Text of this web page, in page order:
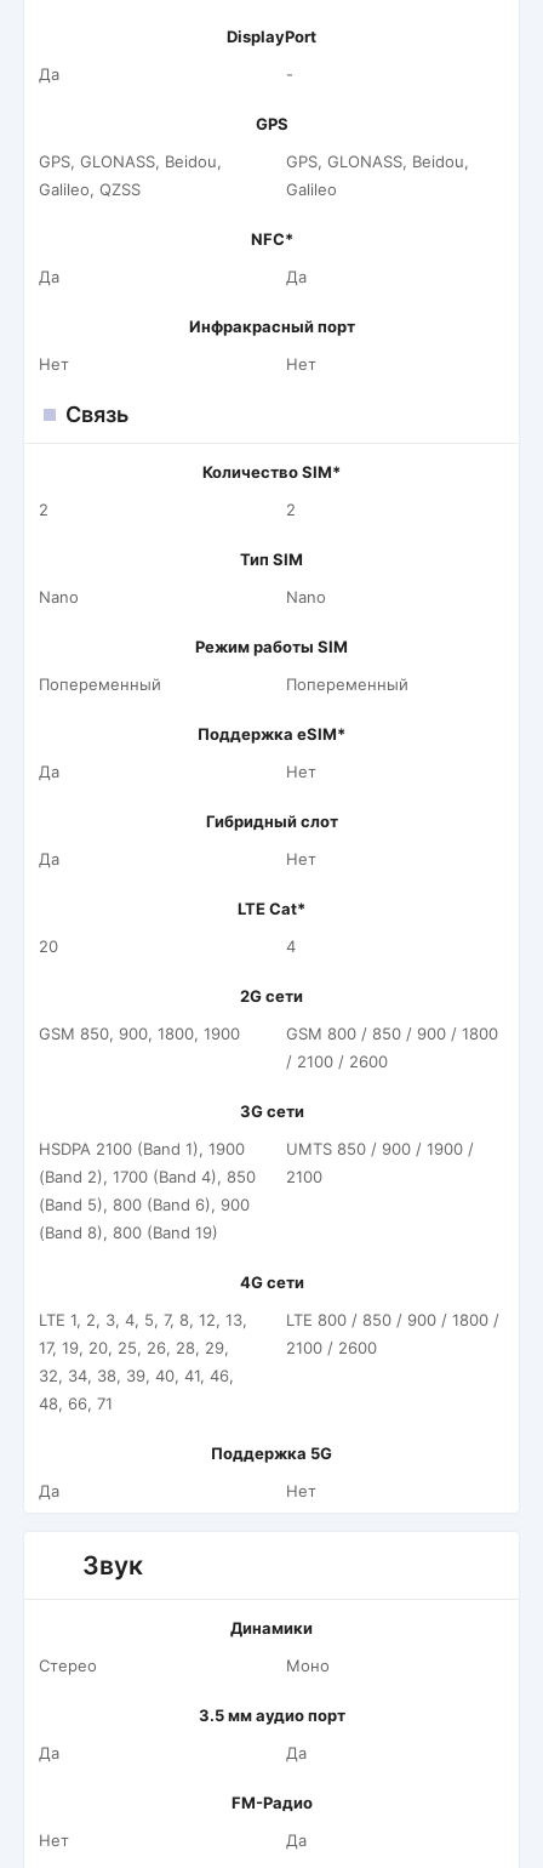
DisplayPort
Да
-
GPS
GPS, GLONASS, Beidou,
Galileo, QZSS
GPS, GLONASS, Beidou,
Galileo
NFC*
Да
Да
Инфракрасный порт
Нет
Нет
Связь
Количество SIM*
2
2
Тип SIM
Nano
Nano
Режим работы SIM
Попеременный
Попеременный
Поддержка eSIM*
Да
Нет
Гибридный слот
Да
Нет
LTE Cat*
20
4
2G сети
GSM 850, 900, 1800, 1900
GSM 800 / 850 / 900 / 1800
/ 2100 / 2600
3G сети
HSDPA 2100 (Band 1), 1900
(Band 2), 1700 (Band 4), 850
(Band 5), 800 (Band 6), 900
(Band 8), 800 (Band 19)
UMTS 850 / 900 / 1900 /
2100
4G сети
LTE 1, 2, 3, 4, 5, 7, 8, 12, 13,
17, 19, 20, 25, 26, 28, 29,
32, 34, 38, 39, 40, 41, 46,
48, 66, 71
LTE 800 / 850 / 900 / 1800 /
2100 / 2600
Поддержка 5G
Да
Нет
Звук
Динамики
Стерео
Моно
3.5 мм аудио порт
Да
Да
FM-Радио
Нет
Да